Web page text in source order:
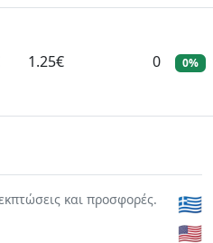
1.25€ 0 0%
και προσφορές.
🇬🇷
🇺🇸